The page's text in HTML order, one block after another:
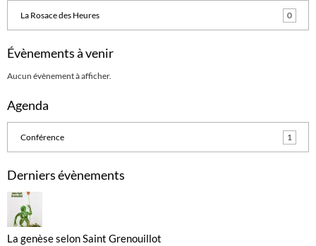
La Rosace des Heures 0
Évènements à venir
Aucun évènement à afficher.
Agenda
Conférence 1
Derniers évènements
La genèse selon Saint Grenouillot